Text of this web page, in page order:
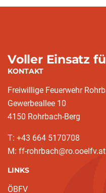
Voller Einsatz
KONTAKT
Freiwillige Feuerwehr
Gewerbeallee 10
4150 Rohrbach-Berg
T: +43 664 5170708
M: ff-rohrbach@ro.ooelfv.at
LINKS
ÖBFV